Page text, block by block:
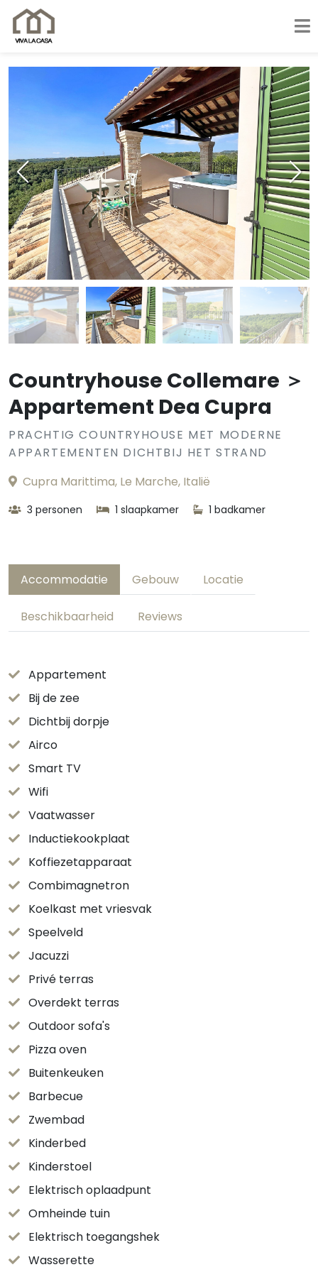
Countryhouse Collemare ＞
Appartement Dea Cupra
PRACHTIG COUNTRYHOUSE MET MODERNE
APPARTEMENTEN DICHTBIJ HET STRAND
Cupra Marittima, Le Marche, Italië
3 personen 1 slaapkamer 1 badkamer
Accommodatie Gebouw Locatie
Beschikbaarheid Reviews
Appartement
Bij de zee
Dichtbij dorpje
Airco
Smart TV
Wifi
Vaatwasser
Inductiekookplaat
Koffiezetapparaat
Combimagnetron
Koelkast met vriesvak
Speelveld
Jacuzzi
Privé terras
Overdekt terras
Outdoor sofa's
Pizza oven
Buitenkeuken
Barbecue
Zwembad
Kinderbed
Kinderstoel
Elektrisch oplaadpunt
Omheinde tuin
Elektrisch toegangshek
Wasserette